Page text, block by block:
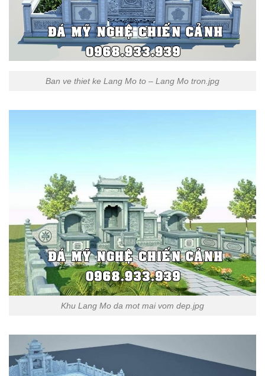
Ban ve thiet ke Lang Mo to – Lang Mo tron.jpg
Khu Lang Mo da mot mai vom dep.jpg